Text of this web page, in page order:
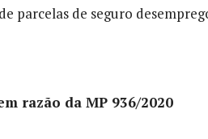
parcelas de seguro
razão da MP 936/2020